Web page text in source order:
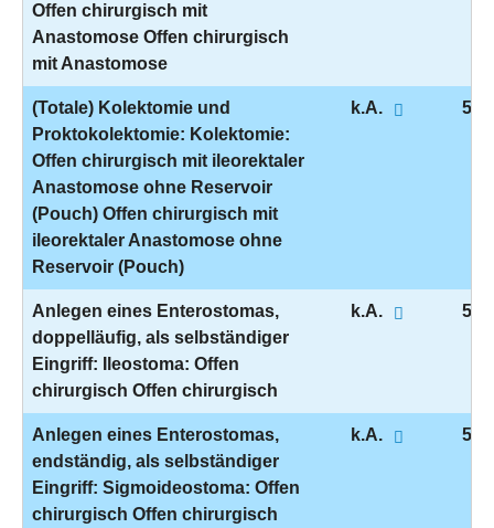
Offen chirurgisch mit
Anastomose Offen chirurgisch
mit Anastomose
(Totale) Kolektomie und
Proktokolektomie: Kolektomie:
Offen chirurgisch mit ileorektaler
Anastomose ohne Reservoir
(Pouch) Offen chirurgisch mit
ileorektaler Anastomose ohne
Reservoir (Pouch)
k.A. 5-
Anlegen eines Enterostomas,
doppelläufig, als selbständiger
Eingriff: Ileostoma: Offen
chirurgisch Offen chirurgisch
k.A. 5-
Anlegen eines Enterostomas,
endständig, als selbständiger
Eingriff: Sigmoideostoma: Offen
chirurgisch Offen chirurgisch
k.A. 5-